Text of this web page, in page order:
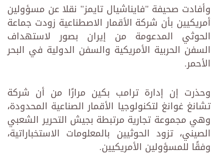
وأفادت صحيفة "فايناشيال تايمز" نقلا عن مسؤولين
أمريكيين بأن شركة الأقمار الاصطناعية زودت جماعة
الحوثي المدعومة من إيران بصور لاستهداف
السفن الحربية الأمريكية والسفن الدولية في البحر
الأحمر.
وحذرت إن إدارة ترامب بكين مرارًا من أن شركة
تشانغ غوانغ لتكنولوجيا الأقمار الصناعية المحدودة،
وهي مجموعة تجارية مرتبطة بجيش التحرير الشعبي
الصيني، تزود الحوثيين بالمعلومات الاستخباراتية،
وفقًا للمسؤولين الأمريكيين.